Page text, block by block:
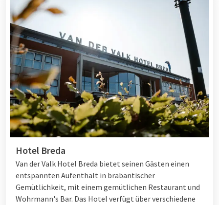
Hotel Breda
Van der Valk Hotel Breda bietet seinen Gästen einen
entspannten Aufenthalt in brabantischer
Gemütlichkeit, mit einem gemütlichen Restaurant und
Wohrmann's Bar. Das Hotel verfügt über verschiedene